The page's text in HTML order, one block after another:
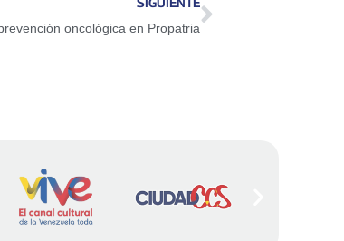
oncológica en Propatria